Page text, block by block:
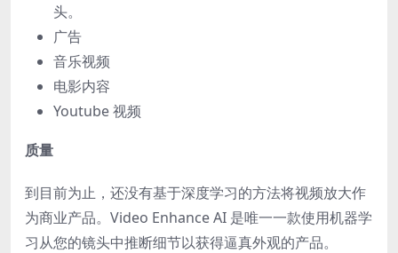
头。
广告
音乐视频
电影内容
Youtube 视频
质量
到目前为止，还没有基于深度学习的方法将视频放大作
为商业产品。Video Enhance AI 是唯一一款使用机器学
习从您的镜头中推断细节以获得逼真外观的产品。